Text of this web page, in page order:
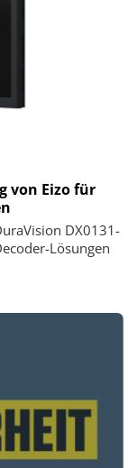
von Eizo für
DX0131-
Lösungen